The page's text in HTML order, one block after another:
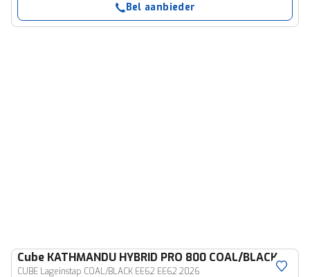
Bel aanbieder
Cube KATHMANDU HYBRID PRO 800 COAL/BLACK
CUBE Lageinstap COAL/BLACK EE62 EE62 2026